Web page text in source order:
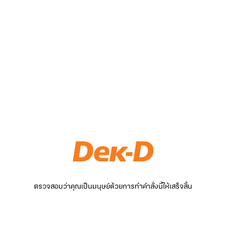
ตรวจสอบว่าคุณเป็นมนุษย์ด้วยการทำคำสั่งนี้ให้เสร็จสิ้น